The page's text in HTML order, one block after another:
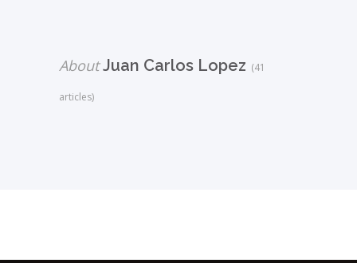
AboutJuan Carlos Lopez (41
articles)